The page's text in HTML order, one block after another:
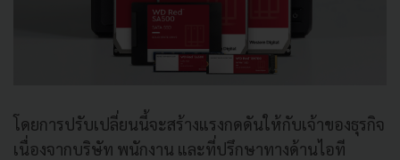
โดยการปรับเปลี่ยนนี้จะสร้างแรงกดดันให้กับเจ้าของธุรกิจ
เนื่องจากบริษัท พนักงาน และที่ปรึกษาทางด้านไอที